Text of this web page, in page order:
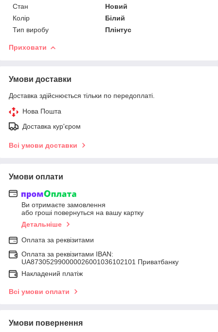
Стан
Новий
Колір
Білий
Тип виробу
Плінтус
Приховати
Умови доставки
Доставка здійснюється тільки по передоплаті.
Нова Пошта
Доставка кур'єром
Всі умови доставки
Умови оплати
Ви отримаєте замовлення
або гроші повернуться на вашу картку
Детальніше
Оплата за реквізитами
Оплата за реквізитами IBAN:
UA873052990000026001036102101 Приватбанку
Накладений платіж
Всі умови оплати
Умови повернення